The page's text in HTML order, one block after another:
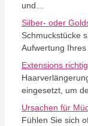
und…
Silber- oder
Schmuckstücke
Aufwertung Ihres
Extensions
eingesetzt, um
Ursachen für
Fühlen Sie sich